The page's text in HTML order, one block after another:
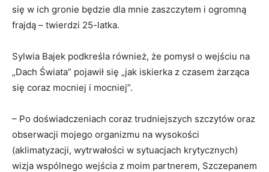
się w ich gronie będzie dla mnie zaszczytem i ogromną
frajdą – twierdzi 25-latka.
Sylwia Bajek podkreśla również, że pomysł o wejściu na
„Dach Świata” pojawił się „jak iskierka z czasem żarząca
się coraz mocniej i mocniej”.
– Po doświadczeniach coraz trudniejszych szczytów oraz
obserwacji mojego organizmu na wysokości
(aklimatyzacji, wytrwałości w sytuacjach krytycznych)
wizja wspólnego wejścia z moim partnerem, Szczepanem